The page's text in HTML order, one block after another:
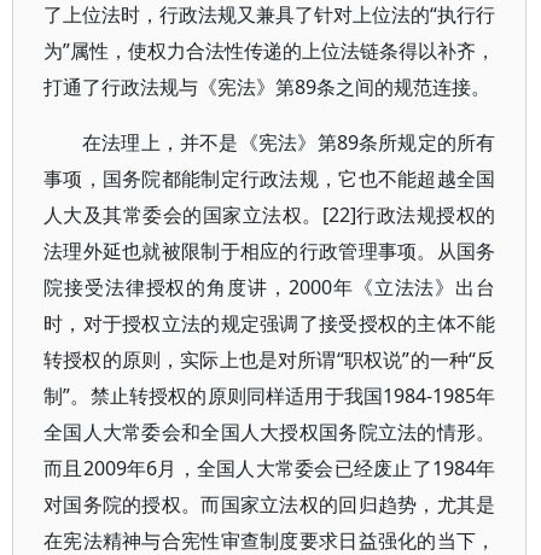
了上位法时，行政法规又兼具了针对上位法的“执行行
为”属性，使权力合法性传递的上位法链条得以补齐，
打通了行政法规与《宪法》第89条之间的规范连接。
在法理上，并不是《宪法》第89条所规定的所有
事项，国务院都能制定行政法规，它也不能超越全国
人大及其常委会的国家立法权。[22]行政法规授权的
法理外延也就被限制于相应的行政管理事项。从国务
院接受法律授权的角度讲，2000年《立法法》出台
时，对于授权立法的规定强调了接受授权的主体不能
转授权的原则，实际上也是对所谓“职权说”的一种“反
制”。禁止转授权的原则同样适用于我国1984-1985年
全国人大常委会和全国人大授权国务院立法的情形。
而且2009年6月，全国人大常委会已经废止了1984年
对国务院的授权。而国家立法权的回归趋势，尤其是
在宪法精神与合宪性审查制度要求日益强化的当下，